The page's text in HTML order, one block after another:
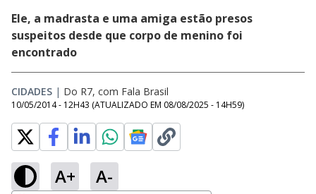
Ele, a madrasta e uma amiga estão presos
suspeitos desde que corpo de menino foi
encontrado
CIDADES | Do R7, com Fala Brasil
10/05/2014 - 12H43 (ATUALIZADO EM 08/08/2025 - 14H59)
A+ A-